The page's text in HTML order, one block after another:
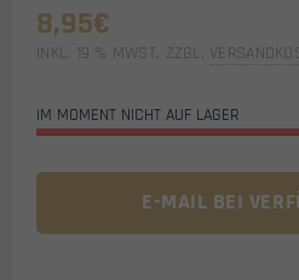
8,95€
INKL. 19 % MWST. ZZGL.
IM MOMENT NICHT AUF LAGER
E-MAIL BEI